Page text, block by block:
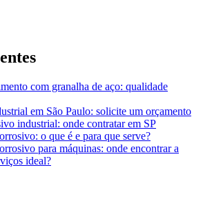
com granalha de aço: qualidade
em São Paulo: solicite um orçamento
industrial: onde contratar em SP
o que é e para que serve?
para máquinas: onde encontrar a
ideal?